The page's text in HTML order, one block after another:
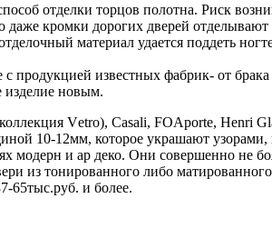
отделки торцов полотна. Риск
даже кромки дорогих дверей
материал удается поддеть
продукцией известных фабрик- от
изделие новым.
Vеtrо), Casali, FOAporte, Henri
10-12мм, которое украшают
модерн и ар деко. Они совершенно не
из тонированного либо
65тыс.руб. и более.